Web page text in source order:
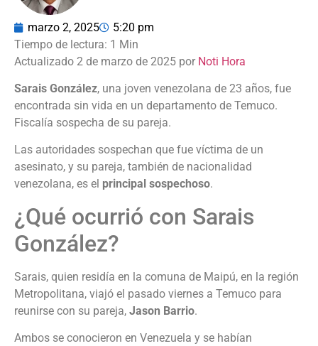
marzo 2, 2025 5:20 pm
Actualizado 2 de marzo de 2025 por Noti Hora
Sarais González, una joven venezolana de 23 años, fue
encontrada sin vida en un departamento de Temuco.
Fiscalía sospecha de su pareja.
Las autoridades sospechan que fue víctima de un
asesinato, y su pareja, también de nacionalidad
venezolana, es el principal sospechoso.
¿Qué ocurrió con Sarais
González?
Sarais, quien residía en la comuna de Maipú, en la región
Metropolitana, viajó el pasado viernes a Temuco para
reunirse con su pareja, Jason Barrio.
Ambos se conocieron en Venezuela y se habían